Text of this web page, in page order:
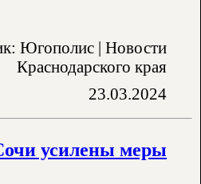
Югополис | Новости
Краснодарского края
23.03.2024
усилены меры